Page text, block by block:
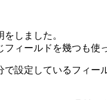
をしました。
ィールドを幾つも使
設定しているフィー